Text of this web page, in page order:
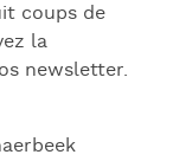
coups de
la
newsletter.